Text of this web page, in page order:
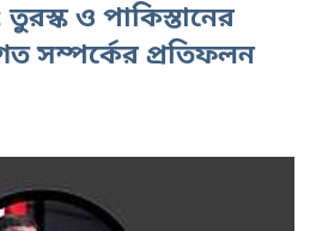
তুরস্ক ও পাকিস্তানের
সম্পর্কের প্রতিফলন